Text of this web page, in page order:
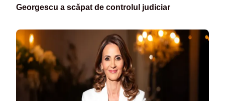
Georgescu a scăpat de controlul judiciar